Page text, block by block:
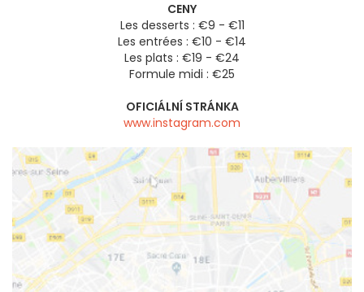
CENY
Les desserts : €9 - €11
Les entrées : €10 - €14
Les plats : €19 - €24
Formule midi : €25
OFICIÁLNÍ STRÁNKA
www.instagram.com